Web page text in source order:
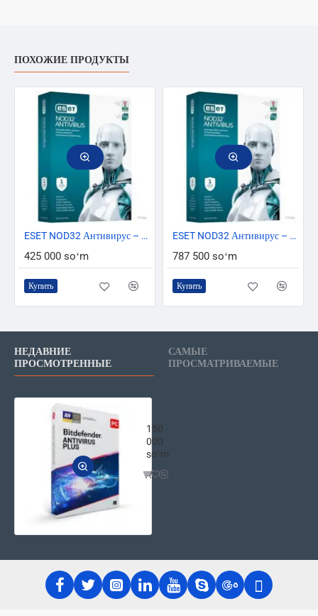
ПОХОЖИЕ ПРОДУКТЫ
HOT ESET NOD32 Антивирус – универсальная электронная лицензия на 1 год на 2 ПК
425 000 soʻm
Купить
ESET NOD32 Антивирус – универсальная электронная лицензия на 2 года на 2 ПК
787 500 soʻm
Купить
НЕДАВНИЕ
ПРОСМОТРЕННЫЕ
САМЫЕ
ПРОСМАТРИВАЕМЫЕ
150
000
soʻm